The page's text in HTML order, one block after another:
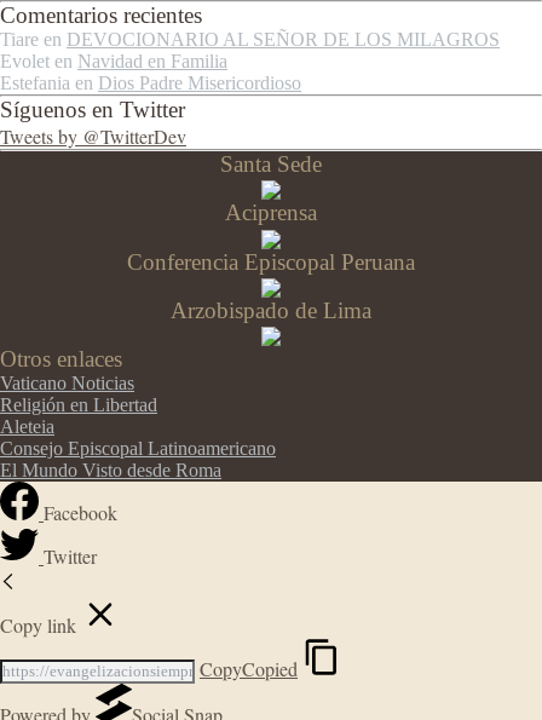
Comentarios recientes
Tiare en DEVOCIONARIO AL SEÑOR DE LOS MILAGROS
Evolet en Navidad en Familia
Estefania en Dios Padre Misericordioso
Síguenos en Twitter
Tweets by @TwitterDev
Santa Sede
Aciprensa
Conferencia Episcopal Peruana
Arzobispado de Lima
Otros enlaces
Vaticano Noticias
Religión en Libertad
Aleteia
Consejo Episcopal Latinoamericano
El Mundo Visto desde Roma
Facebook
Twitter
Copy link
CopyCopied